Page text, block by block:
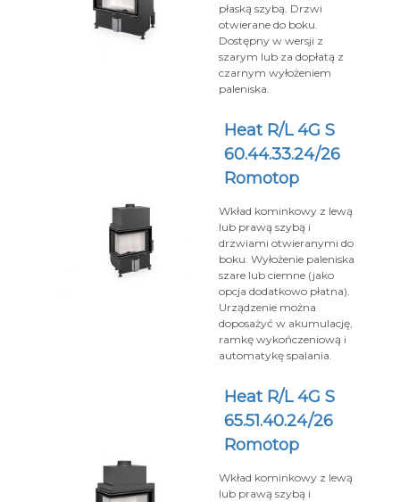
płaską szybą. Drzwi
otwierane do boku.
Dostępny w wersji z
szarym lub za dopłatą z
czarnym wyłożeniem
paleniska.
Heat R/L 4G S
60.44.33.24/26
Romotop
Wkład kominkowy z lewą
lub prawą szybą i
drzwiami otwieranymi do
boku. Wyłożenie paleniska
szare lub ciemne (jako
opcja dodatkowo płatna).
Urządzenie można
doposażyć w akumulację,
ramkę wykończeniową i
automatykę spalania.
Heat R/L 4G S
65.51.40.24/26
Romotop
Wkład kominkowy z lewą
lub prawą szybą i